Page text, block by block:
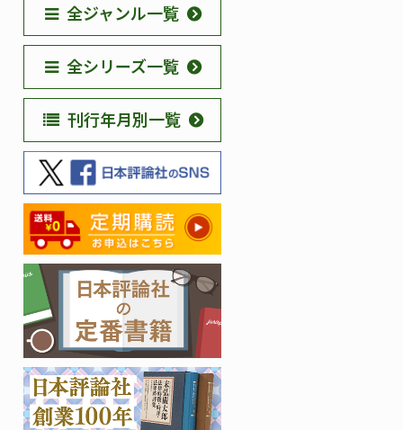
全ジャンル一覧
全シリーズ一覧
刊行年月別一覧